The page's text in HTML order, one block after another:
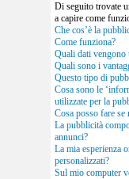
Di seguito trovate
a capire come
Che cos’è la
Come funziona?
Quali dati vengono
Quali sono i
Questo tipo di
Cosa sono le
utilizzate per la
Cosa posso fare
La pubblicità
annunci?
La mia esperienza
personalizzati?
Sul mio computer